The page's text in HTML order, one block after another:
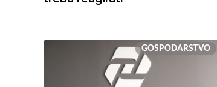
GOSPODARSTVO